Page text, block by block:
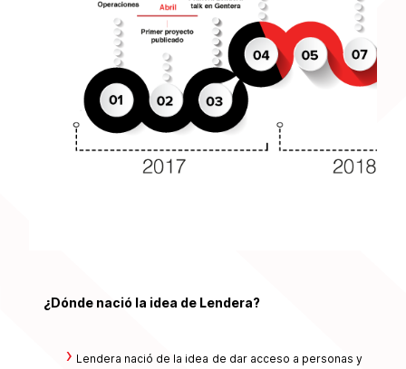
¿Dónde nació la idea de Lendera?
Lendera nació de la idea de dar acceso a personas y